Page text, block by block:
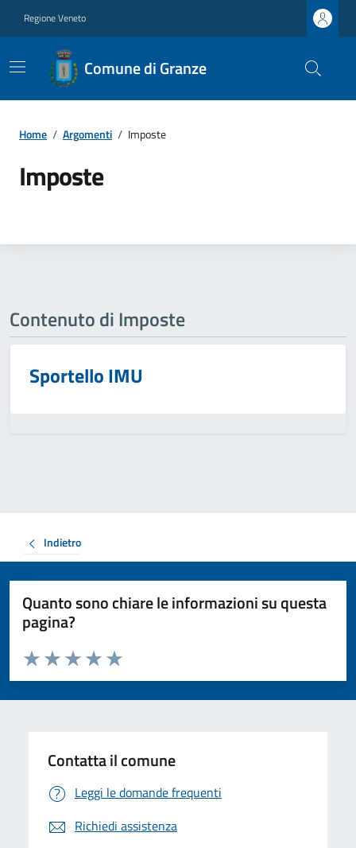
Regione Veneto
Comune di Granze
Home / Argomenti / Imposte
Imposte
Contenuto di Imposte
Sportello IMU
Indietro
Quanto sono chiare le informazioni su questa
pagina?
Valuta da 1 a 5 stelle la pagina
Valuta 5 stelle su 5
Valuta 4 stelle su 5
Valuta 3 stelle su 5
Valuta 2 stelle su 5
Valuta 1 stelle su 5
Contatta il comune
Leggi le domande frequenti
Richiedi assistenza